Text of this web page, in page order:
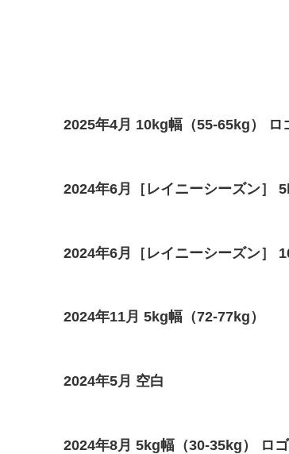
2025年4月 10kg幅（55-65kg） ロ
2024年6月［レイニーシーズン］
2024年6月［レイニーシーズン］
2024年11月 5kg幅（72-77kg）
2024年5月 空白
2024年8月 5kg幅（30-35kg） ロ